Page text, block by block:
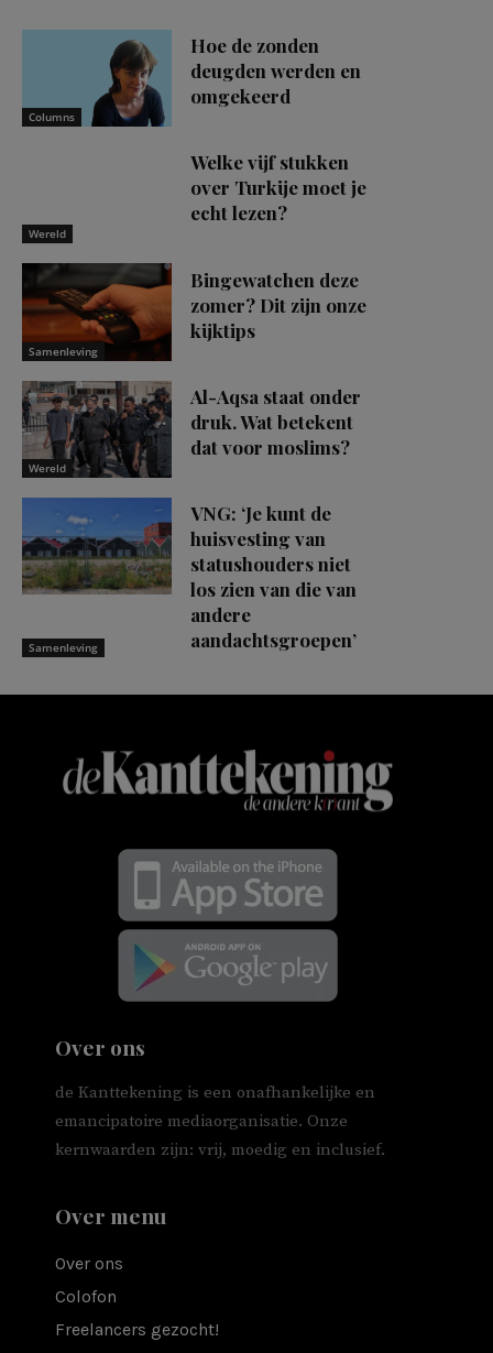
Columns
Hoe de zonden
deugden werden en
omgekeerd
Wereld
Welke vijf stukken
over Turkije moet je
echt lezen?
Samenleving
Bingewatchen deze
zomer? Dit zijn onze
kijktips
Wereld
Al-Aqsa staat onder
druk. Wat betekent
dat voor moslims?
Samenleving
VNG: ‘Je kunt de
huisvesting van
statushouders niet
los zien van die van
andere
aandachtsgroepen’
Over ons
de Kanttekening is een onafhankelijke en
emancipatoire mediaorganisatie. Onze
kernwaarden zijn: vrij, moedig en inclusief.
Over menu
Over ons
Colofon
Freelancers gezocht!